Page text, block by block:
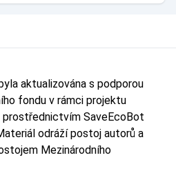
aktualizována s podporou
fondu v rámci projektu
SaveEcoBot
odráží postoj autorů a
Mezinárodního